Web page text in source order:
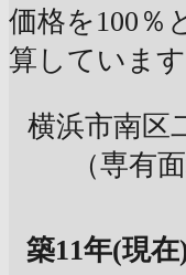
価格を100％
算しています
横浜市南区
（専有
築11年(現在